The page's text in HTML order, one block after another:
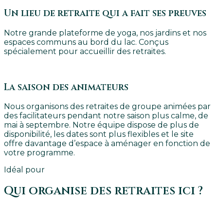
Un lieu de retraite qui a fait ses preuves
Notre grande plateforme de yoga, nos jardins et nos
espaces communs au bord du lac. Conçus
spécialement pour accueillir des retraites.
La saison des animateurs
Nous organisons des retraites de groupe animées par
des facilitateurs pendant notre saison plus calme, de
mai à septembre. Notre équipe dispose de plus de
disponibilité, les dates sont plus flexibles et le site
offre davantage d’espace à aménager en fonction de
votre programme.
Idéal pour
Qui organise des retraites ici ?